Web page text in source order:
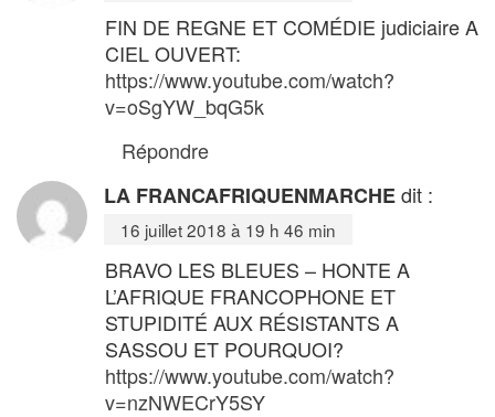
FIN DE REGNE ET COMÉDIE judiciaire A
CIEL OUVERT:
https://www.youtube.com/watch?
v=oSgYW_bqG5k
Répondre
LA FRANCAFRIQUENMARCHEdit :
16 juillet 2018 à 19 h 46 min
BRAVO LES BLEUES – HONTE A
L’AFRIQUE FRANCOPHONE ET
STUPIDITÉ AUX RÉSISTANTS A
SASSOU ET POURQUOI?
https://www.youtube.com/watch?
v=nzNWECrY5SY